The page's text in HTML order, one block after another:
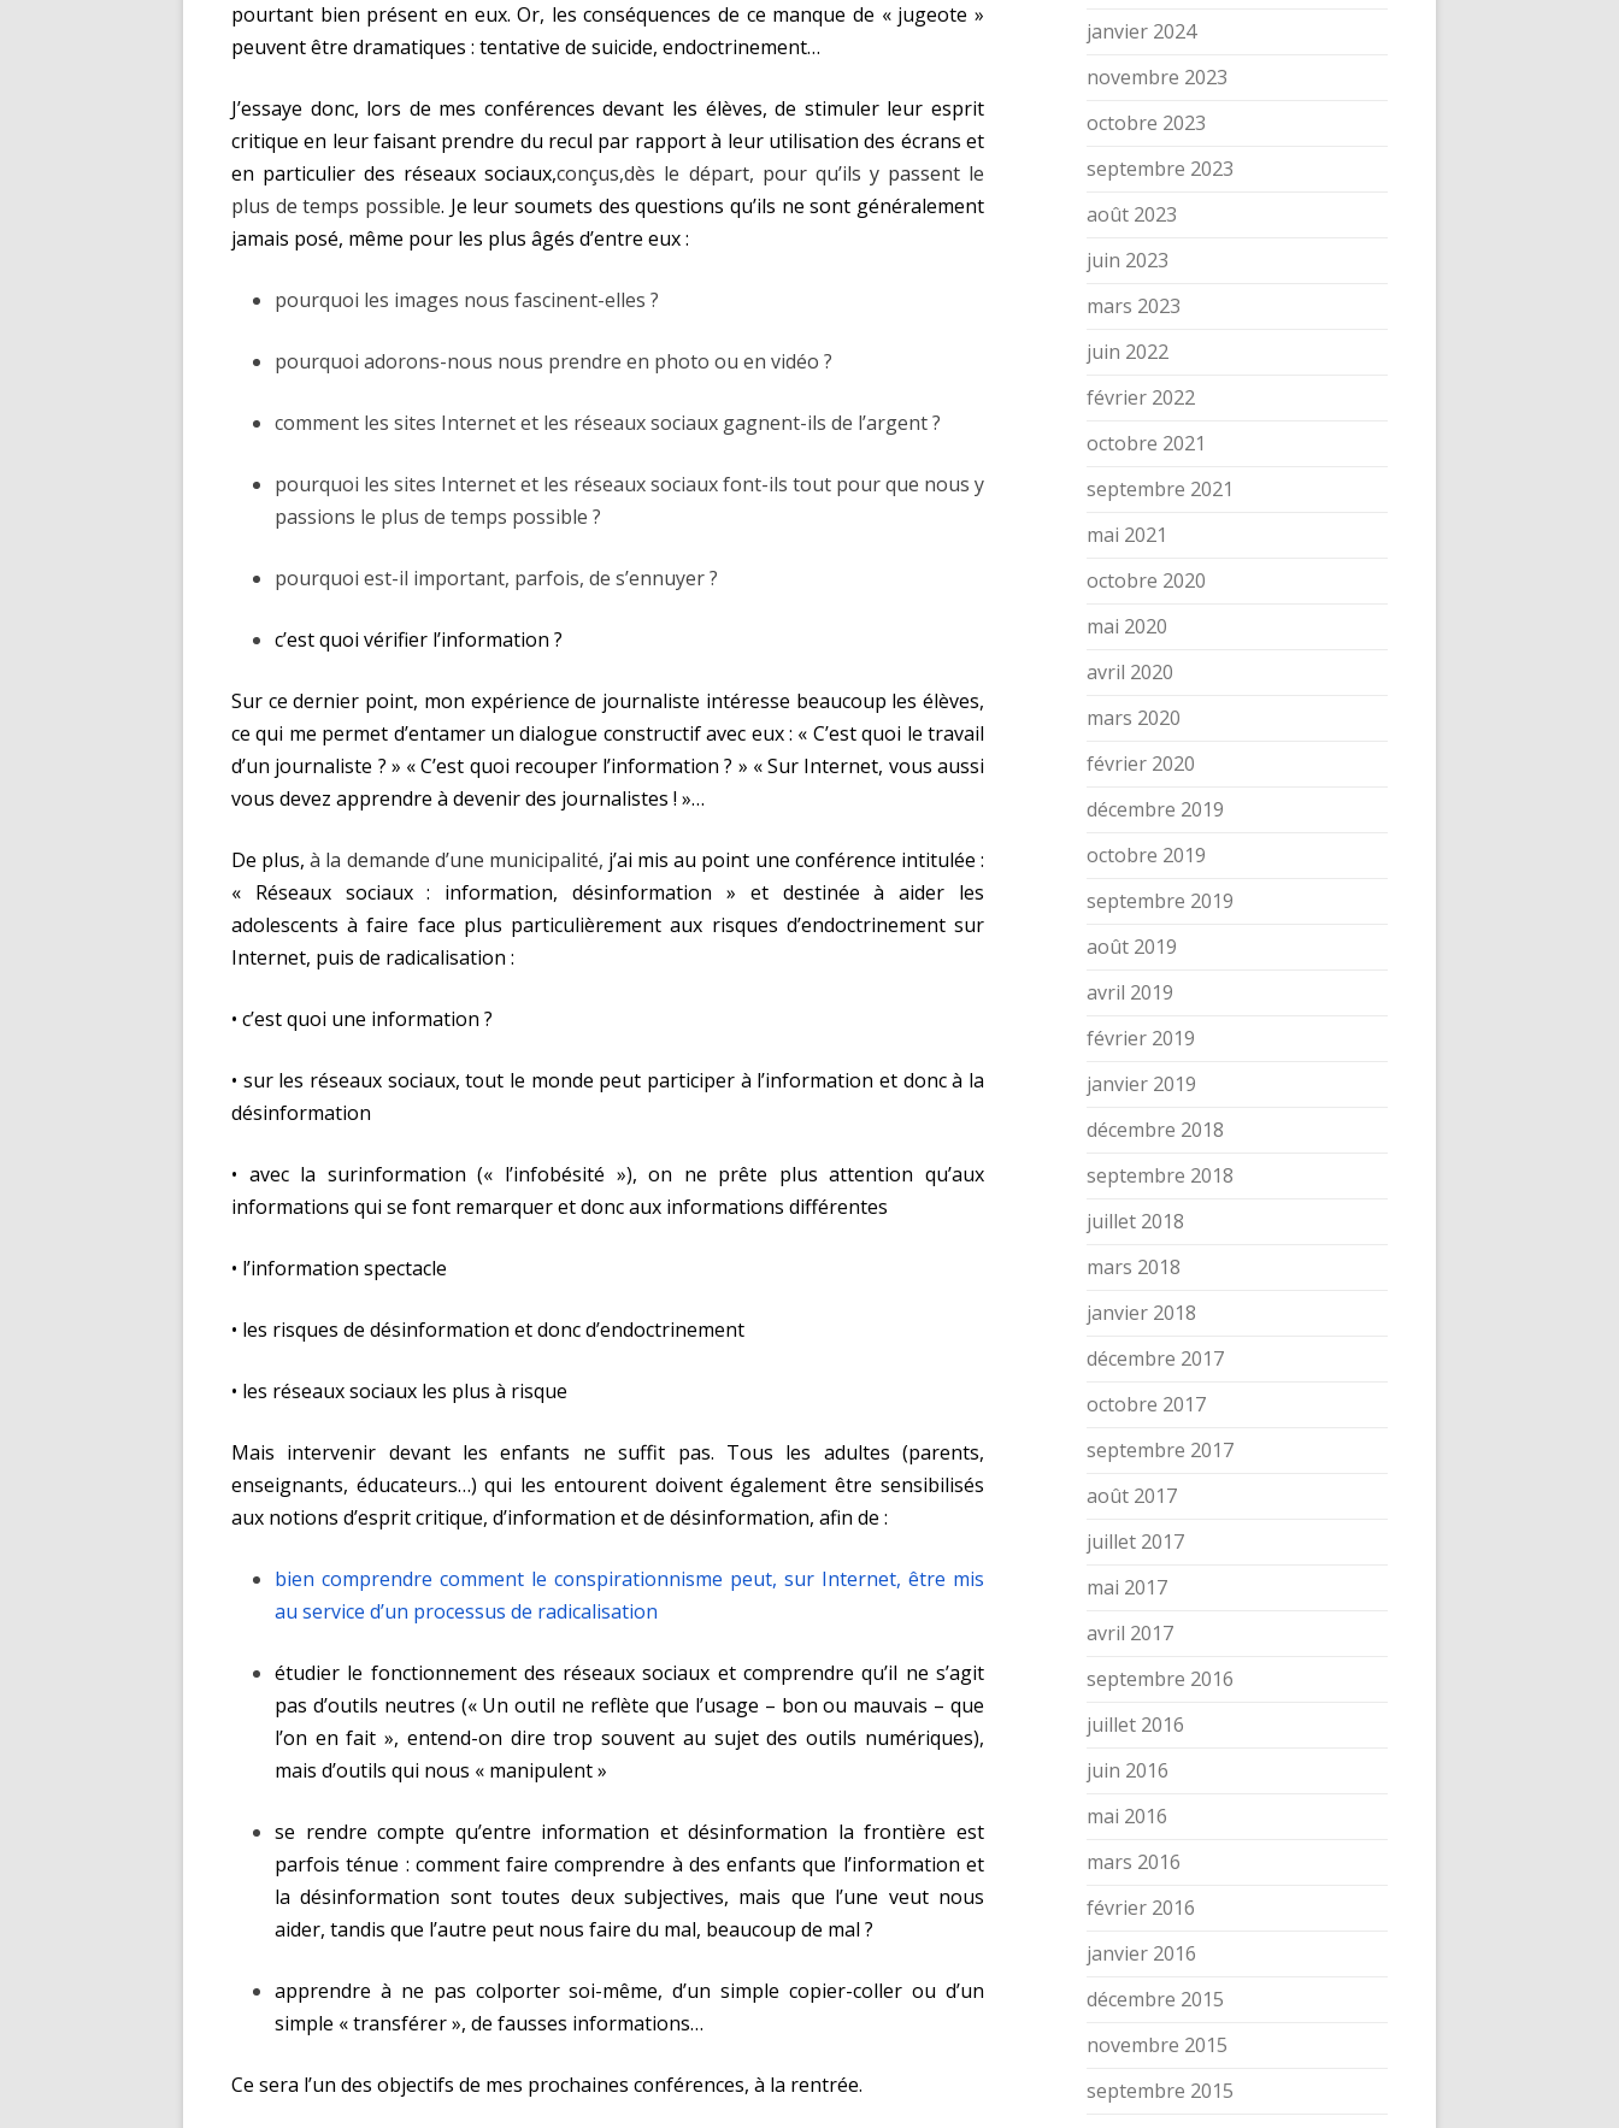
pourtant bien présent en eux. Or, les conséquences de ce manque de « jugeote »
peuvent être dramatiques : tentative de suicide, endoctrinement…
J’essaye donc, lors de mes conférences devant les élèves, de stimuler leur esprit
critique en leur faisant prendre du recul par rapport à leur utilisation des écrans et
en particulier des réseaux sociaux,conçus,dès le départ, pour qu’ils y passent le
plus de temps possible. Je leur soumets des questions qu’ils ne sont généralement
jamais posé, même pour les plus âgés d’entre eux :
pourquoi les images nous fascinent-elles ?
pourquoi adorons-nous nous prendre en photo ou en vidéo ?
comment les sites Internet et les réseaux sociaux gagnent-ils de l’argent ?
pourquoi les sites Internet et les réseaux sociaux font-ils tout pour que nous y
passions le plus de temps possible ?
pourquoi est-il important, parfois, de s’ennuyer ?
c’est quoi vérifier l’information ?
Sur ce dernier point, mon expérience de journaliste intéresse beaucoup les élèves,
ce qui me permet d’entamer un dialogue constructif avec eux : « C’est quoi le travail
d’un journaliste ? » « C’est quoi recouper l’information ? » « Sur Internet, vous aussi
vous devez apprendre à devenir des journalistes ! »…
De plus,à la demande d’une municipalité, j’ai mis au point une conférence intitulée :
« Réseaux sociaux : information, désinformation » et destinée à aider les
adolescents à faire face plus particulièrement aux risques d’endoctrinement sur
Internet, puis de radicalisation :
• c’est quoi une information ?
• sur les réseaux sociaux, tout le monde peut participer à l’information et donc à la
désinformation
• avec la surinformation (« l’infobésité »), on ne prête plus attention qu’aux
informations qui se font remarquer et donc aux informations différentes
• l’information spectacle
• les risques de désinformation et donc d’endoctrinement
• les réseaux sociaux les plus à risque
Mais intervenir devant les enfants ne suffit pas. Tous les adultes (parents,
enseignants, éducateurs…) qui les entourent doivent également être sensibilisés
aux notions d’esprit critique, d’information et de désinformation, afin de :
bien comprendre comment le conspirationnisme peut, sur Internet, être mis
au service d’un processus de radicalisation
étudier le fonctionnement des réseaux sociaux et comprendre qu’il ne s’agit
pas d’outils neutres (« Un outil ne reflète que l’usage – bon ou mauvais – que
l’on en fait », entend-on dire trop souvent au sujet des outils numériques),
mais d’outils qui nous « manipulent »
se rendre compte qu’entre information et désinformation la frontière est
parfois ténue : comment faire comprendre à des enfants que l’information et
la désinformation sont toutes deux subjectives, mais que l’une veut nous
aider, tandis que l’autre peut nous faire du mal, beaucoup de mal ?
apprendre à ne pas colporter soi-même, d’un simple copier-coller ou d’un
simple « transférer », de fausses informations…
Ce sera l’un des objectifs de mes prochaines conférences, à la rentrée.
janvier 2024
novembre 2023
octobre 2023
septembre 2023
août 2023
juin 2023
mars 2023
juin 2022
février 2022
octobre 2021
septembre 2021
mai 2021
octobre 2020
mai 2020
avril 2020
mars 2020
février 2020
décembre 2019
octobre 2019
septembre 2019
août 2019
avril 2019
février 2019
janvier 2019
décembre 2018
septembre 2018
juillet 2018
mars 2018
janvier 2018
décembre 2017
octobre 2017
septembre 2017
août 2017
juillet 2017
mai 2017
avril 2017
septembre 2016
juillet 2016
juin 2016
mai 2016
mars 2016
février 2016
janvier 2016
décembre 2015
novembre 2015
septembre 2015